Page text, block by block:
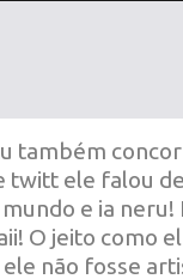
também
twitt ele falou
e ia neru!
O jeito como
não fosse